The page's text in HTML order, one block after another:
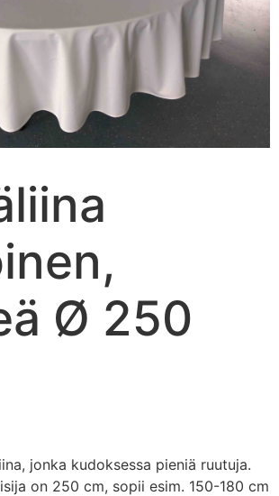
Ø 250
jonka kudoksessa pieniä ruutuja.
on 250 cm, sopii esim. 150-180 cm